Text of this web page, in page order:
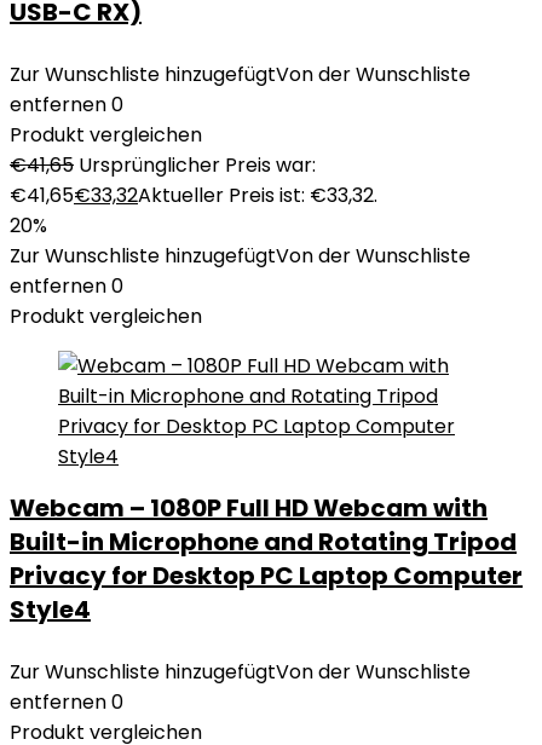
USB-C RX)
Zur Wunschliste hinzugefügtVon der Wunschliste
entfernen0
Produkt vergleichen
€41,65 Ursprünglicher Preis war:
€41,65€33,32Aktueller Preis ist: €33,32.
20%
Zur Wunschliste hinzugefügtVon der Wunschliste
entfernen0
Produkt vergleichen
Webcam – 1080P Full HD Webcam with
Built-in Microphone and Rotating Tripod
Privacy for Desktop PC Laptop Computer
Style4
Zur Wunschliste hinzugefügtVon der Wunschliste
entfernen0
Produkt vergleichen